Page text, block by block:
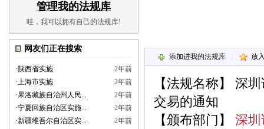
管理我的法规库
哇，我可以拥有自己的法规库!
网友们正在搜索
·陕西省实施
2年前
·上海市实施
2年前
·果洛藏族自治州人民...
2年前
·宁夏回族自治区实施...
2年前
·新疆维吾尔自治区实...
2年前
添加进我的法规库 放
【法规名称】 深圳
交易的通知
【颁布部门】 深圳